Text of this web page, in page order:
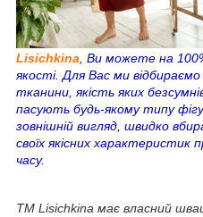
Lisichkina, Ви можете на
якості. Для Вас ми відбираємо
тканини, якість яких
пасують будь-якому типу
зовнішній вигляд, швидко
своїх якісних характеристик
часу.
ТМ Lisichkina має власний